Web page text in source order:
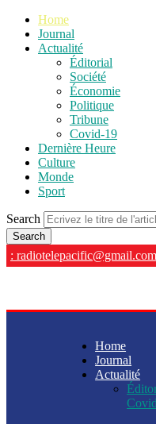
Home
Journal
Actualité
Éditorial
Société
Économie
Politique
Tribune
Covid-19
Dernière Heure
Culture
Monde
Sport
Search
: radiotelepacific@gmail.com
Home
Journal
Actualité